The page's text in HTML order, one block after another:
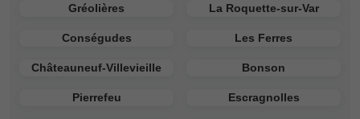
Gréolières La Roquette-sur-Var
Conségudes Les Ferres
Châteauneuf-Villevieille Bonson
Pierrefeu Escragnolles